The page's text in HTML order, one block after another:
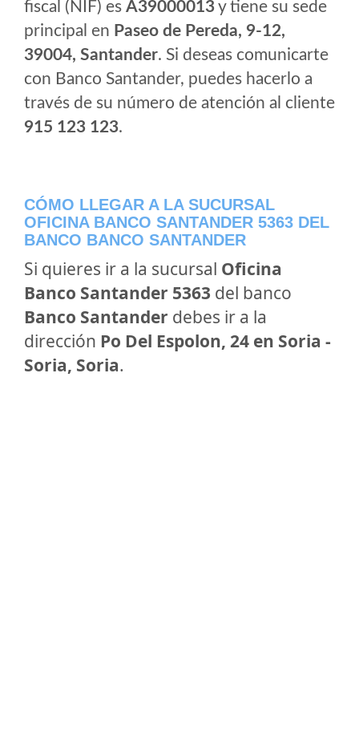
fiscal (NIF) es A39000013y tiene su sede
principal en Paseo de Pereda, 9-12,
39004, Santander. Si deseas comunicarte
con Banco Santander, puedes hacerlo a
través de su número de atención al cliente
915 123 123.
CÓMO LLEGAR A LA SUCURSAL
OFICINA BANCO SANTANDER 5363 DEL
BANCO BANCO SANTANDER
Si quieres ir a la sucursal Oficina
Banco Santander 5363 del banco
Banco Santander debes ir a la
dirección Po Del Espolon, 24 en Soria -
Soria, Soria.